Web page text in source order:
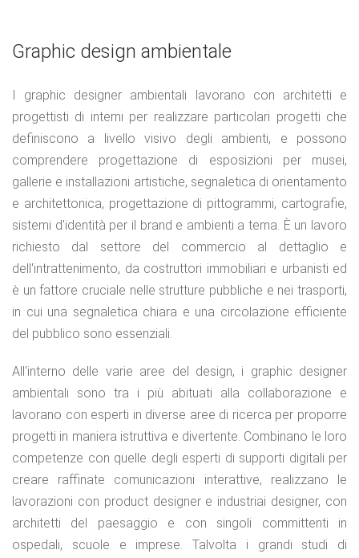
Graphic design ambientale
I graphic designer ambientali lavorano con architetti e
progettisti di interni per realizzare particolari progetti che
definiscono a livello visivo degli ambienti, e possono
comprendere progettazione di esposizioni per musei,
gallerie e installazioni artistiche, segnaletica di orientamento
e architettonica, progettazione di pittogrammi, cartografie,
sistemi d'identità per il brand e ambienti a tema. È un lavoro
richiesto dal settore del commercio al dettaglio e
dell'intrattenimento, da costruttori immobiliari e urbanisti ed
è un fattore cruciale nelle strutture pubbliche e nei trasporti,
in cui una segnaletica chiara e una circolazione efficiente
del pubblico sono essenziali.
All'interno delle varie aree del design, i graphic designer
ambientali sono tra i più abituati alla collaborazione e
lavorano con esperti in diverse aree di ricerca per proporre
progetti in maniera istruttiva e divertente. Combinano le loro
competenze con quelle degli esperti di supporti digitali per
creare raffinate comunicazioni interattive, realizzano le
lavorazioni con product designer e industriai designer, con
architetti del paesaggio e con singoli committenti in
ospedali, scuole e imprese. Talvolta i grandi studi di